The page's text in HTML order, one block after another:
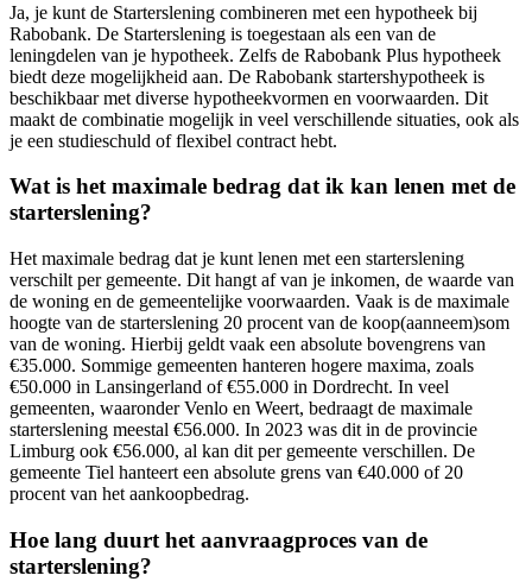
Ja, je kunt de Starterslening combineren met een hypotheek bij
Rabobank. De Starterslening is toegestaan als een van de
leningdelen van je hypotheek. Zelfs de Rabobank Plus hypotheek
biedt deze mogelijkheid aan. De Rabobank startershypotheek is
beschikbaar met diverse hypotheekvormen en voorwaarden. Dit
maakt de combinatie mogelijk in veel verschillende situaties, ook als
je een studieschuld of flexibel contract hebt.
Wat is het maximale bedrag dat ik kan lenen met de
starterslening?
Het maximale bedrag dat je kunt lenen met een starterslening
verschilt per gemeente. Dit hangt af van je inkomen, de waarde van
de woning en de gemeentelijke voorwaarden. Vaak is de maximale
hoogte van de starterslening 20 procent van de koop(aanneem)som
van de woning. Hierbij geldt vaak een absolute bovengrens van
€35.000. Sommige gemeenten hanteren hogere maxima, zoals
€50.000 in Lansingerland of €55.000 in Dordrecht. In veel
gemeenten, waaronder Venlo en Weert, bedraagt de maximale
starterslening meestal €56.000. In 2023 was dit in de provincie
Limburg ook €56.000, al kan dit per gemeente verschillen. De
gemeente Tiel hanteert een absolute grens van €40.000 of 20
procent van het aankoopbedrag.
Hoe lang duurt het aanvraagproces van de
starterslening?